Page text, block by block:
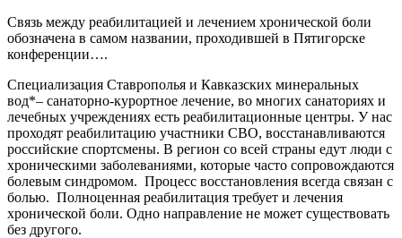
Связь между реабилитацией и лечением хронической боли
обозначена в самом названии, проходившей в Пятигорске
конференции….
Специализация Ставрополья и Кавказских минеральных
вод*– санаторно-курортное лечение, во многих санаториях и
лечебных учреждениях есть реабилитационные центры. У нас
проходят реабилитацию участники СВО, восстанавливаются
российские спортсмены. В регион со всей страны едут люди с
хроническими заболеваниями, которые часто сопровождаются
болевым синдромом. Процесс восстановления всегда связан с
болью. Полноценная реабилитация требует и лечения
хронической боли. Одно направление не может существовать
без другого.